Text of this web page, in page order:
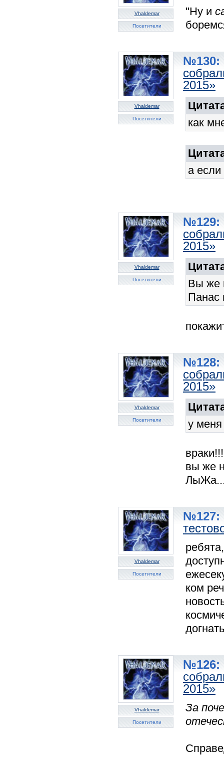
Vhaldemar
Посетители
"Ну и
Vhaldemar
Посетители
№130:
2015»
как
а если
Vhaldemar
Посетители
№129:
2015»
Вы же
Панас
Vhaldemar
Посетители
№128:
2015»
у меня
враки!!!
вы же
Vhaldemar
Посетители
№127:
ком
Vhaldemar
Посетители
№126:
2015»
За